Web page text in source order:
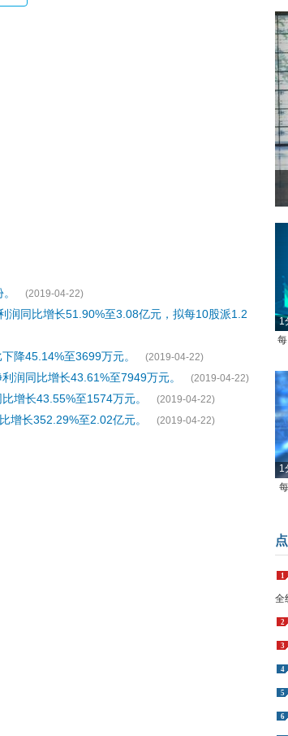
(2019-04-22)
润同比增长51.90%至3.08亿元，拟每10股派1.2
降45.14%至3699万元。
(2019-04-22)
润同比增长43.61%至7949万元。
(2019-04-22)
增长43.55%至1574万元。
(2019-04-22)
增长352.29%至2.02亿元。 (2019-04-22)
1
1
1
全
2
3
4
5
6